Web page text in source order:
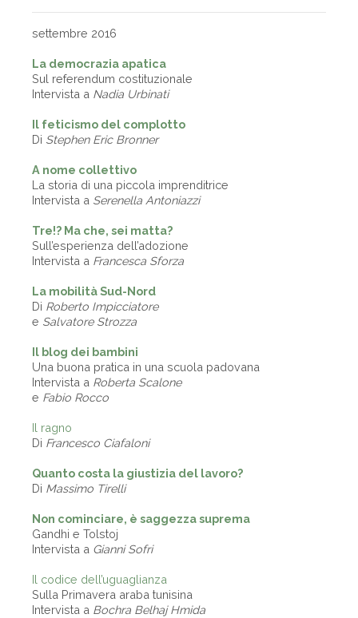
settembre 2016
La democrazia apatica
Sul referendum costituzionale
Intervista a Nadia Urbinati
Il feticismo del complotto
Di Stephen Eric Bronner
A nome collettivo
La storia di una piccola imprenditrice
Intervista a Serenella Antoniazzi
Tre!? Ma che, sei matta?
Sull’esperienza dell’adozione
Intervista a Francesca Sforza
La mobilità Sud-Nord
Di Roberto Impicciatore
e Salvatore Strozza
Il blog dei bambini
Una buona pratica in una scuola padovana
Intervista a Roberta Scalone
e Fabio Rocco
Il ragno
Di Francesco Ciafaloni
Quanto costa la giustizia del lavoro?
Di Massimo Tirelli
Non cominciare, è saggezza suprema
Gandhi e Tolstoj
Intervista a Gianni Sofri
Il codice dell’uguaglianza
Sulla Primavera araba tunisina
Intervista a Bochra Belhaj Hmida